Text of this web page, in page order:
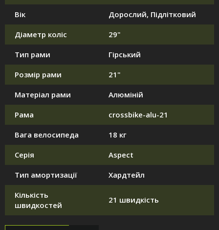
Вік Дорослий, Підлітковий
Діаметр коліс 29"
Тип рами Гірський
Розмір рами 21"
Матеріал рами Алюміній
Рама crossbike-alu-21
Вага велосипеда 18 кг
Серія Aspect
Тип амортизації Хардтейл
Кількість
швидкостей
21 швидкість